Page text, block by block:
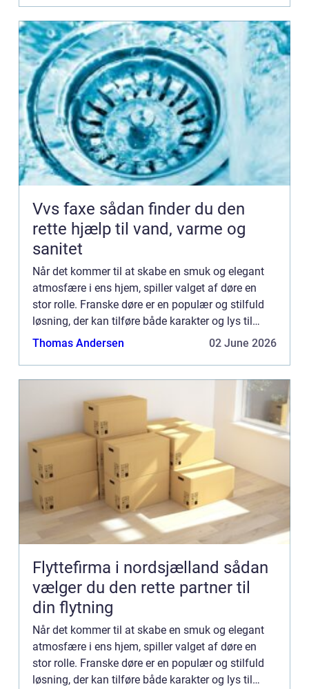
Vvs faxe sådan finder du den
rette hjælp til vand, varme og
sanitet
Når det kommer til at skabe en smuk og elegant
atmosfære i ens hjem, spiller valget af døre en
stor rolle. Franske døre er en populær og stilfuld
løsning, der kan tilføre både karakter og lys til
ethvert rum. I denne artikel vil vi udforske
Thomas Andersen 02 June 2026
Flyttefirma i nordsjælland sådan
vælger du den rette partner til
din flytning
Når det kommer til at skabe en smuk og elegant
atmosfære i ens hjem, spiller valget af døre en
stor rolle. Franske døre er en populær og stilfuld
løsning, der kan tilføre både karakter og lys til